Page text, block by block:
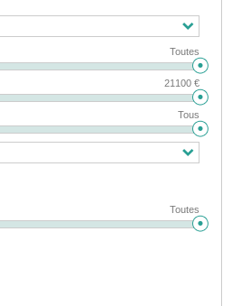
Toutes
21100 €
Tous
Toutes